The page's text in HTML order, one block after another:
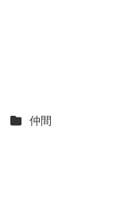
カテゴリー
仲間